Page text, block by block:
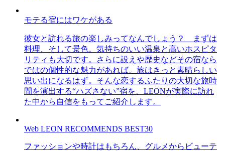
モテる宿にはワケがある
彼女と訪れる旅の楽しみってなんでしょう？ まずは
料理、そして景色。気持ちのいい温泉と高いホスピタ
リティも大切です。さらに設えや歴史などその宿なら
ではの個性的な魅力があれば、旅はきっと素晴らしい
思い出になるはず。そんな恋するふたりの大切な旅時
間を演出する“ハズさない”宿を、LEONが実際に訪れ
た中から自信をもってご紹介します。
Web LEON RECOMMENDS BEST30
ファッションや時計はもちろん、グルメからビューテ